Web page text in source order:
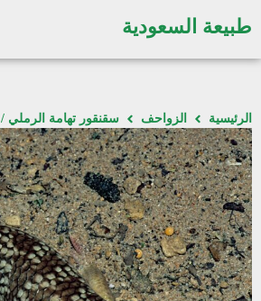
طبيعة السعودية
الرئيسية الزواحف سقنقور تهامة الرملي / Scincus hemprichii